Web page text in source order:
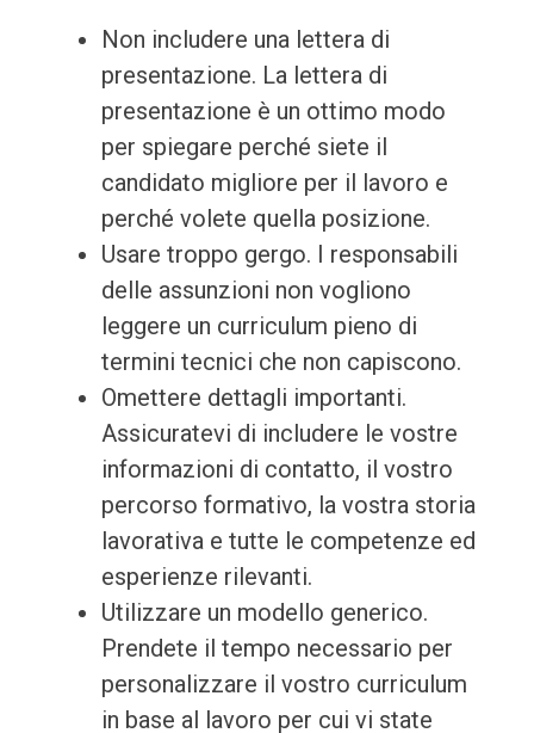
Non includere una lettera di
presentazione. La lettera di
presentazione è un ottimo modo
per spiegare perché siete il
candidato migliore per il lavoro e
perché volete quella posizione.
Usare troppo gergo. I responsabili
delle assunzioni non vogliono
leggere un curriculum pieno di
termini tecnici che non capiscono.
Omettere dettagli importanti.
Assicuratevi di includere le vostre
informazioni di contatto, il vostro
percorso formativo, la vostra storia
lavorativa e tutte le competenze ed
esperienze rilevanti.
Utilizzare un modello generico.
Prendete il tempo necessario per
personalizzare il vostro curriculum
in base al lavoro per cui vi state